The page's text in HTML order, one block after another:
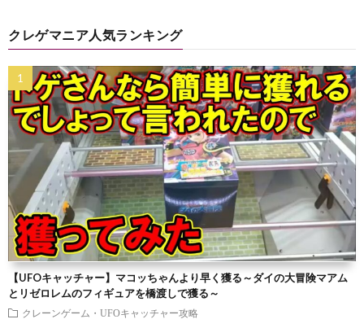
クレゲマニア人気ランキング
【UFOキャッチャー】マコッちゃんより早く獲る～ダイの大冒険マアム
とリゼロレムのフィギュアを橋渡しで獲る～
クレーンゲーム・UFOキャッチャー攻略